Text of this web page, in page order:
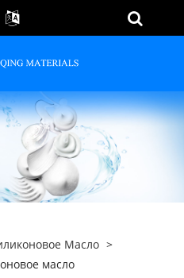
Масло >
масло